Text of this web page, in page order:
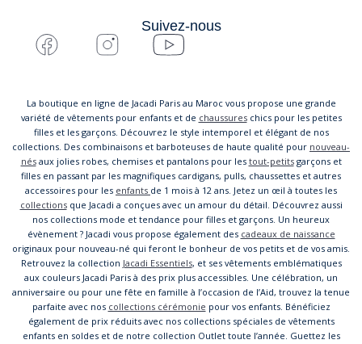
Suivez-nous
La boutique en ligne de Jacadi Paris au Maroc vous propose une grande
variété de vêtements pour enfants et de chaussureschics pour les petites
filles et les garçons. Découvrez le style intemporel et élégant de nos
collections. Des combinaisons et barboteuses de haute qualité pour nouveau-
nésaux jolies robes, chemises et pantalons pour les tout-petitsgarçons et
filles en passant par les magnifiques cardigans, pulls, chaussettes et autres
accessoires pour les enfants de 1 mois à 12 ans. Jetez un œil à toutes les
collectionsque Jacadi a conçues avec un amour du détail. Découvrez aussi
nos collections mode et tendance pour filles et garçons. Un heureux
évènement ? Jacadi vous propose également des cadeaux de naissance
originaux pour nouveau-né qui feront le bonheur de vos petits et de vos amis.
Retrouvez la collection Jacadi Essentiels, et ses vêtements emblématiques
aux couleurs Jacadi Paris à des prix plus accessibles. Une célébration, un
anniversaire ou pour une fête en famille à l’occasion de l’Aid, trouvez la tenue
parfaite avec nos collections cérémonie pour vos enfants. Bénéficiez
également de prix réduits avec nos collections spéciales de vêtements
enfants en soldes et de notre collection Outlet toute l’année. Guettez les